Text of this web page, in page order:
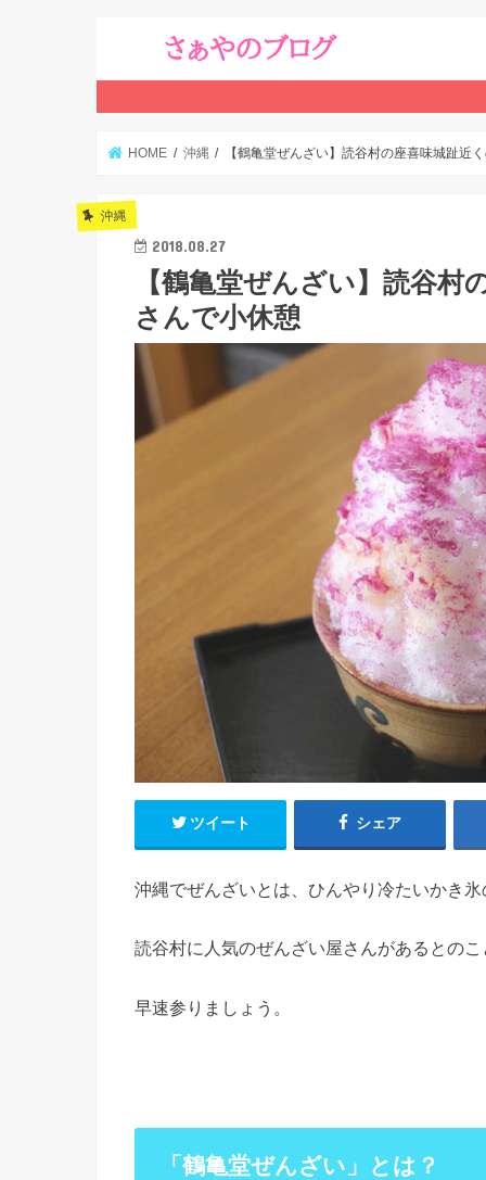
HOME 沖縄 【鶴亀堂ぜんざい】読谷村の座喜味城趾近
沖縄
2018.08.27
【鶴亀堂ぜんざい】読谷村
さんで小休憩
ツイート シェア
沖縄でぜんざいとは、ひんやり冷たいかき
読谷村に人気のぜんざい屋さんがあるとのこ
早速参りましょう。
「鶴亀堂ぜんざい」とは？